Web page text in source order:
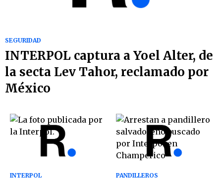
SEGURIDAD
INTERPOL captura a Yoel Alter, de
la secta Lev Tahor, reclamado por
México
INTERPOL PANDILLEROS